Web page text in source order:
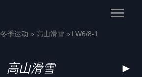
Main
冬季运动 高山滑雪 LW6/8-1
►
高山滑雪